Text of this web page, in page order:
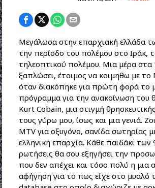
Μεγάλωσα στην επαρχιακή ελλάδα
την περίοδο του πολέμου στο Ιράκ,
τηλεοπτικού πολέμου. Μια μέρα στα
ξαπλώσει, έτοιμος να κοιμηθω με το
όταν διακόπηκε για πρώτη φορά το
πρόγραμμα για την ανακοίνωση του
Kurt Cobain, μια στιγμή
τους γύρω μου, ίσως και μια γενιά.
MTV για οξυγόνο, σανίδα σωτηρίας
ελληνική επαρχία. Κάθε παιδάκι
ρωτήσεις θα σου εξηγήσει την
που δεν απέχει και τόσο πολύ η μια
αφήγηση για το πως είχε στο μυαλό